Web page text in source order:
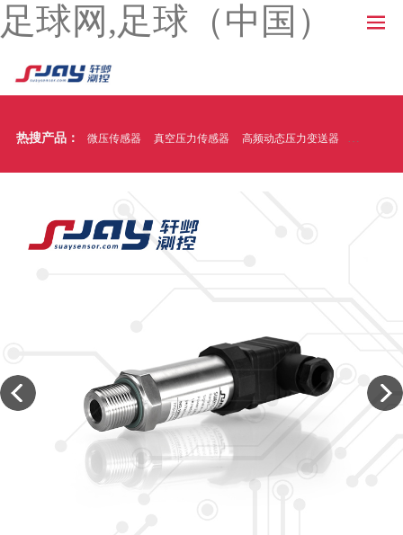
足球网,足球（中国）
热搜产品： 微压传感器 真空压力传感器 高频动态压力变送器 温压一体